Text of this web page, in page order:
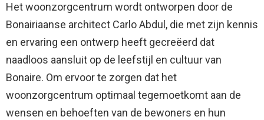
Het woonzorgcentrum wordt ontworpen door de
Bonairiaanse architect Carlo Abdul, die met zijn kennis
en ervaring een ontwerp heeft gecreëerd dat
naadloos aansluit op de leefstijl en cultuur van
Bonaire. Om ervoor te zorgen dat het
woonzorgcentrum optimaal tegemoetkomt aan de
wensen en behoeften van de bewoners en hun